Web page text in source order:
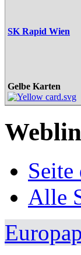
SK Rapid Wien
Gelbe Karten
Alle